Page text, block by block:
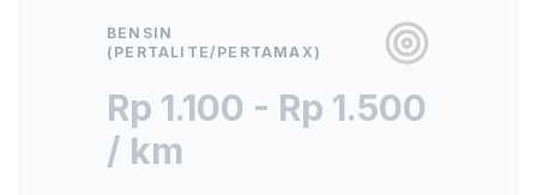
BENSIN
(PERTALITE/PERTAMAX)
Rp 1.100 - Rp 1.500
/ km